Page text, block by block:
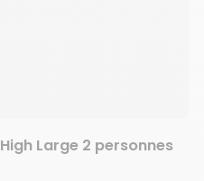
Large 2 personnes